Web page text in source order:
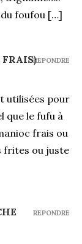
foufou […]
FRAIS)
utilisées pour
que le fufu à
frais ou
frites ou juste
REPONDRE
REPONDRE